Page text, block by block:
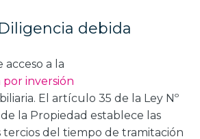
debida
acceso a la
inversión
El artículo 35 de la Ley Nº
la Propiedad establece las
tercios del tiempo de tramitación